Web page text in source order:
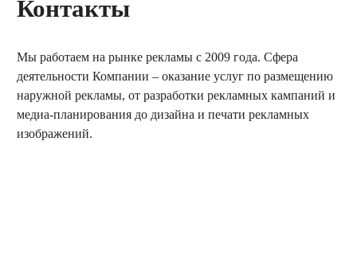
Контакты
Мы работаем на рынке рекламы с 2009 года. Сфера
деятельности Компании – оказание услуг по размещению
наружной рекламы, от разработки рекламных кампаний и
медиа-планирования до дизайна и печати рекламных
изображений.